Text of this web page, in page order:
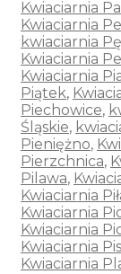
Kwiaciarnia
Kwiaciarnia
kwiaciarnia
Kwiaciarnia
Kwiaciarnia
Piątek,
Piechowice,
Śląskie,
Pieniężno,
Pierzchnica,
Pilawa,
Kwiaciarnia
Kwiaciarnia
Kwiaciarnia
Kwiaciarnia
Kwiaciarnia